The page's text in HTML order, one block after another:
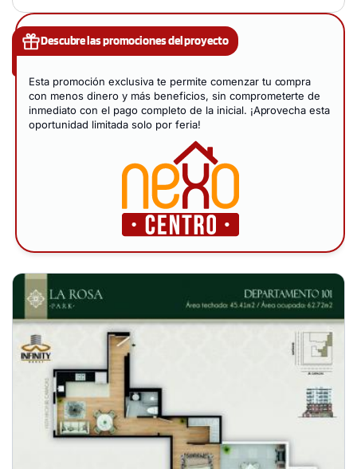
Descubre las promociones del proyecto
Esta promoción exclusiva te permite comenzar tu compra
con menos dinero y más beneficios, sin comprometerte de
inmediato con el pago completo de la inicial. ¡Aprovecha esta
oportunidad limitada solo por feria!